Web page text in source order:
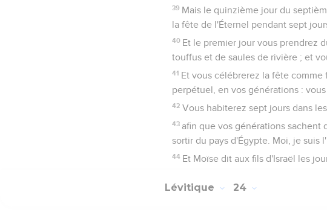
39 Mais le quinzième jour du
la fête de l'Éternel pendant sept
40 Et le premier jour vous prendrez
touffus et de saules de rivière ; et
41 Et vous célébrerez la fête
perpétuel, en vos générations :
42 Vous habiterez sept jours dans
43 afin que vos générations sachent
sortir du pays d'Égypte. Moi, je suis
44 Et Moïse dit aux fils d'Israël les
Lévitique 24